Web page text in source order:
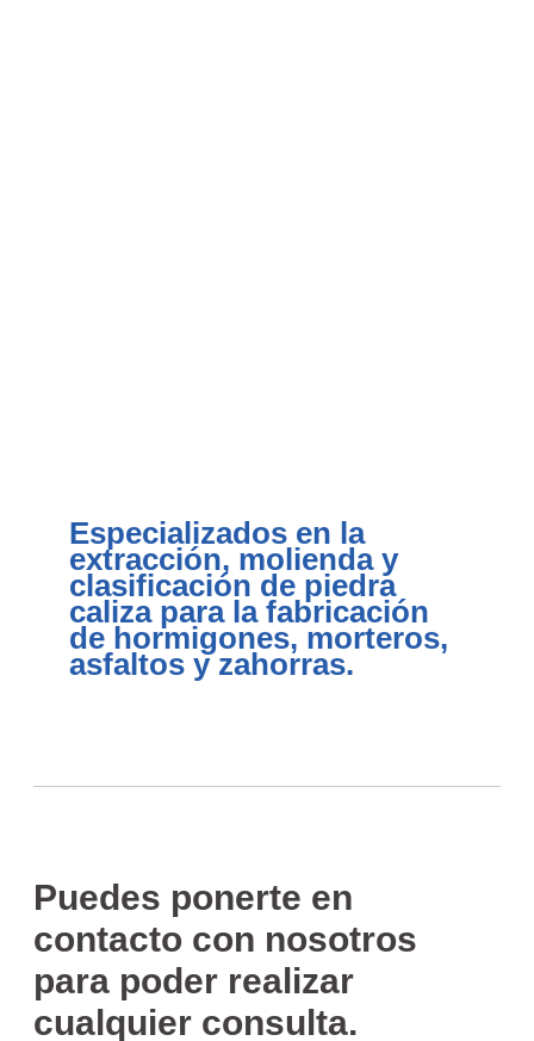
Especializados en la
extracción, molienda y
clasificación de piedra
caliza para la fabricación
de hormigones, morteros,
asfaltos y zahorras.
Puedes ponerte en
contacto con nosotros
para poder realizar
cualquier consulta.